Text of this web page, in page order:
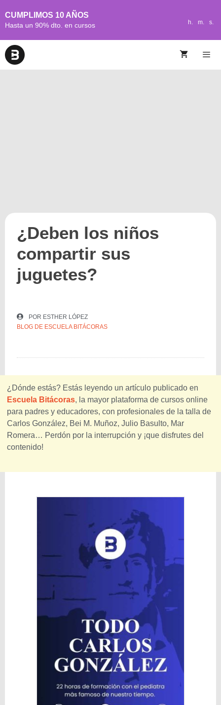
CUMPLIMOS 10 AÑOS
Hasta un 90% dto. en cursos h. m. s.
¿Deben los niños
compartir sus
juguetes?
POR ESTHER LÓPEZ
BLOG DE ESCUELA BITÁCORAS
¿Dónde estás? Estás leyendo un artículo publicado en
Escuela Bitácoras, la mayor plataforma de cursos online
para padres y educadores, con profesionales de la talla de
Carlos González, Bei M. Muñoz, Julio Basulto, Mar
Romera… Perdón por la interrupción y ¡que disfrutes del
contenido!